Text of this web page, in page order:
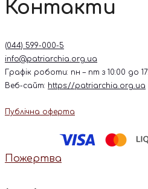
Контакти
(044) 599-000-5
info@patriarchia.org.ua
Графік роботи: пн – пт з 10:00 до
Веб-сайт: https://patriarchia.org.ua
Публічна оферта
Пожертва